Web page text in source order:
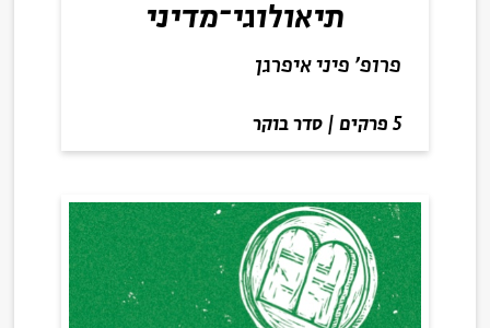
תיאולוגי־מדיני
פרופ' פיני איפרגן
5 פרקים | סדר בוקר